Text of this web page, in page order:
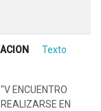
Texto
ENCUENTRO
EN